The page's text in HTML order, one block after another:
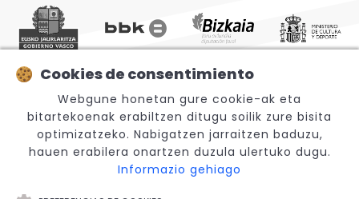
© 2026 Sabino Arana Fundazioa
Cookies de consentimiento
Webgune honetan gure cookie-ak eta
bitartekoenak erabiltzen ditugu soilik zure bisita
optimizatzeko. Nabigatzen jarraitzen baduzu,
hauen erabilera onartzen duzula ulertuko dugu.
Informazio gehiago